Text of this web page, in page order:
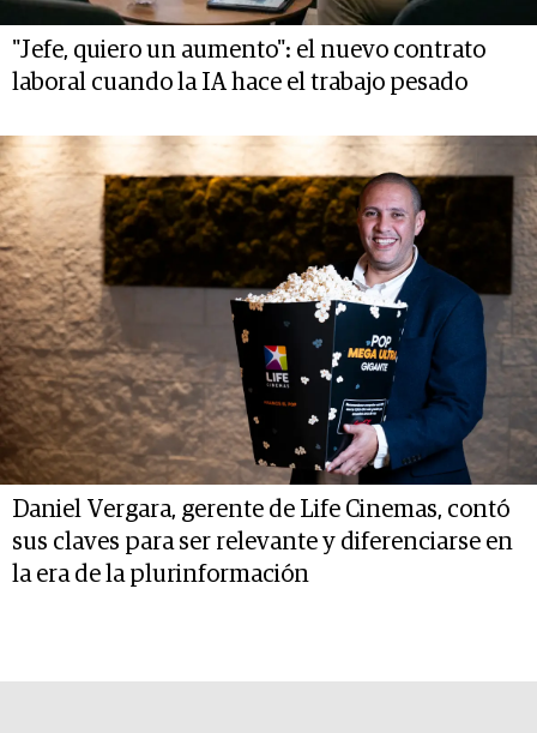
"Jefe, quiero un aumento": el nuevo contrato
laboral cuando la IA hace el trabajo pesado
Daniel Vergara, gerente de Life Cinemas, contó
sus claves para ser relevante y diferenciarse en
la era de la plurinformación